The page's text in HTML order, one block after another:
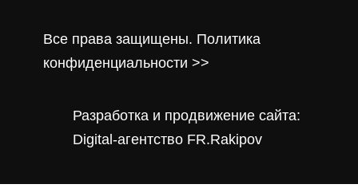
Все права защищены. Политика
конфиденциальности >>
Разработка и продвижение сайта:
Digital-агентство FR.Rakipov